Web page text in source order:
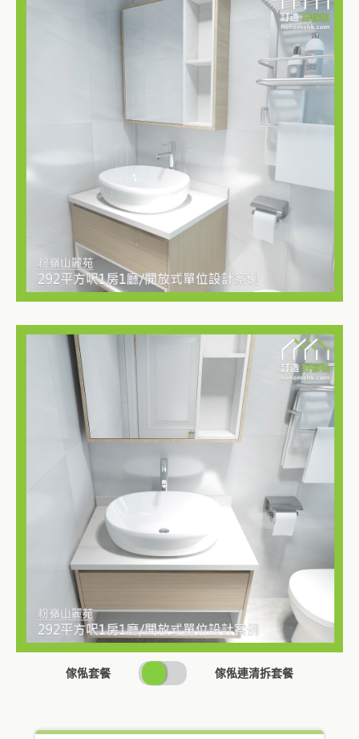
傢俬套餐
SWITCH
PRICING
傢俬連清拆套餐